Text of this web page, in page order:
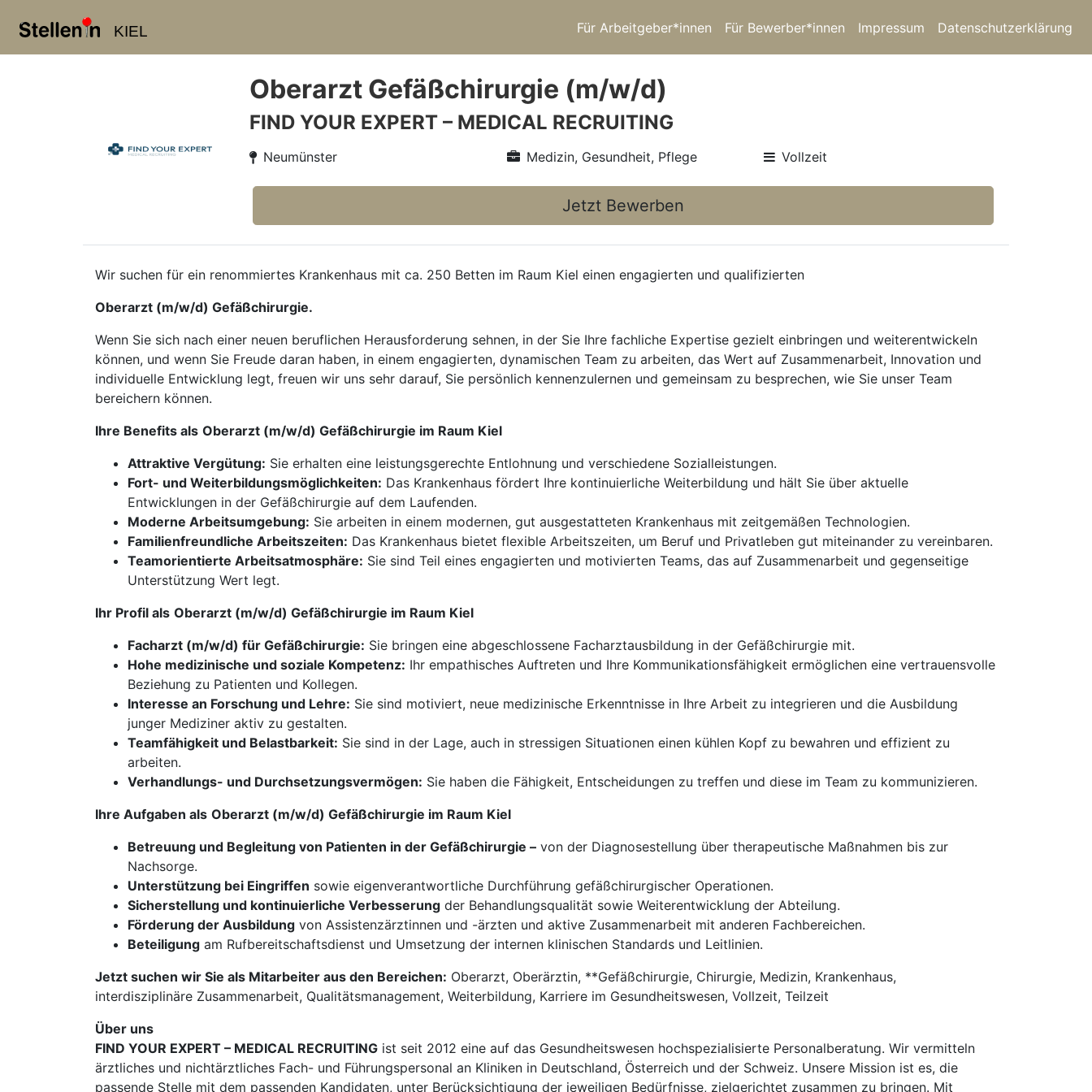
KIEL Für Arbeitgeber*innen Für Bewerber*innen Impressum Datenschutzerklärung
Oberarzt Gefäßchirurgie (m/w/d)
FIND YOUR EXPERT – MEDICAL RECRUITING
Neumünster Medizin, Gesundheit, Pflege Vollzeit
Jetzt Bewerben
Wir suchen für ein renommiertes Krankenhaus mit ca. 250 Betten im Raum Kiel einen engagierten und qualifizierten
Oberarzt (m/w/d) Gefäßchirurgie.
Wenn Sie sich nach einer neuen beruflichen Herausforderung sehnen, in der Sie Ihre fachliche Expertise gezielt einbringen und weiterentwickeln
können, und wenn Sie Freude daran haben, in einem engagierten, dynamischen Team zu arbeiten, das Wert auf Zusammenarbeit, Innovation und
individuelle Entwicklung legt, freuen wir uns sehr darauf, Sie persönlich kennenzulernen und gemeinsam zu besprechen, wie Sie unser Team
bereichern können.
Ihre Benefits als Oberarzt (m/w/d) Gefäßchirurgie im Raum Kiel
Attraktive Vergütung: Sie erhalten eine leistungsgerechte Entlohnung und verschiedene Sozialleistungen.
Fort- und Weiterbildungsmöglichkeiten: Das Krankenhaus fördert Ihre kontinuierliche Weiterbildung und hält Sie über aktuelle
Entwicklungen in der Gefäßchirurgie auf dem Laufenden.
Moderne Arbeitsumgebung: Sie arbeiten in einem modernen, gut ausgestatteten Krankenhaus mit zeitgemäßen Technologien.
Familienfreundliche Arbeitszeiten: Das Krankenhaus bietet flexible Arbeitszeiten, um Beruf und Privatleben gut miteinander zu vereinbaren.
Teamorientierte Arbeitsatmosphäre: Sie sind Teil eines engagierten und motivierten Teams, das auf Zusammenarbeit und gegenseitige
Unterstützung Wert legt.
Ihr Profil als Oberarzt (m/w/d) Gefäßchirurgie im Raum Kiel
Facharzt (m/w/d) für Gefäßchirurgie: Sie bringen eine abgeschlossene Facharztausbildung in der Gefäßchirurgie mit.
Hohe medizinische und soziale Kompetenz: Ihr empathisches Auftreten und Ihre Kommunikationsfähigkeit ermöglichen eine vertrauensvolle
Beziehung zu Patienten und Kollegen.
Interesse an Forschung und Lehre: Sie sind motiviert, neue medizinische Erkenntnisse in Ihre Arbeit zu integrieren und die Ausbildung
junger Mediziner aktiv zu gestalten.
Teamfähigkeit und Belastbarkeit: Sie sind in der Lage, auch in stressigen Situationen einen kühlen Kopf zu bewahren und effizient zu
arbeiten.
Verhandlungs- und Durchsetzungsvermögen: Sie haben die Fähigkeit, Entscheidungen zu treffen und diese im Team zu kommunizieren.
Ihre Aufgaben als Oberarzt (m/w/d) Gefäßchirurgie im Raum Kiel
Betreuung und Begleitung von Patienten in der Gefäßchirurgie – von der Diagnosestellung über therapeutische Maßnahmen bis zur
Nachsorge.
Unterstützung bei Eingriffen sowie eigenverantwortliche Durchführung gefäßchirurgischer Operationen.
Sicherstellung und kontinuierliche Verbesserung der Behandlungsqualität sowie Weiterentwicklung der Abteilung.
Förderung der Ausbildung von Assistenzärztinnen und -ärzten und aktive Zusammenarbeit mit anderen Fachbereichen.
Beteiligung am Rufbereitschaftsdienst und Umsetzung der internen klinischen Standards und Leitlinien.
Jetzt suchen wir Sie als Mitarbeiter aus den Bereichen: Oberarzt, Oberärztin, **Gefäßchirurgie, Chirurgie, Medizin, Krankenhaus,
interdisziplinäre Zusammenarbeit, Qualitätsmanagement, Weiterbildung, Karriere im Gesundheitswesen, Vollzeit, Teilzeit
Über uns
FIND YOUR EXPERT – MEDICAL RECRUITING ist seit 2012 eine auf das Gesundheitswesen hochspezialisierte Personalberatung. Wir vermitteln
ärztliches und nichtärztliches Fach- und Führungspersonal an Kliniken in Deutschland, Österreich und der Schweiz. Unsere Mission ist es, die
passende Stelle mit dem passenden Kandidaten, unter Berücksichtigung der jeweiligen Bedürfnisse, zielgerichtet zusammen zu bringen. Mit